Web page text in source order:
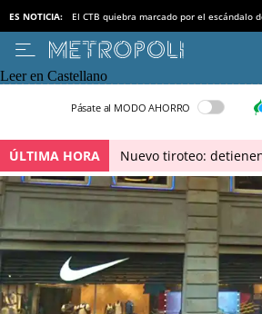
ES NOTICIA: El CTB quiebra marcado por el escándalo
Leer en Castellano
Pásate al MODO AHORRO
ÚLTIMA HORA Nuevo tiroteo: